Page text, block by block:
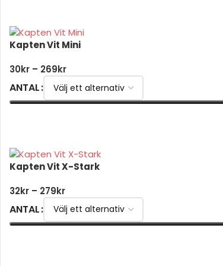
Kapten Vit Mini
30kr – 269kr
ANTAL
Kapten Vit X-Stark
32kr – 279kr
ANTAL